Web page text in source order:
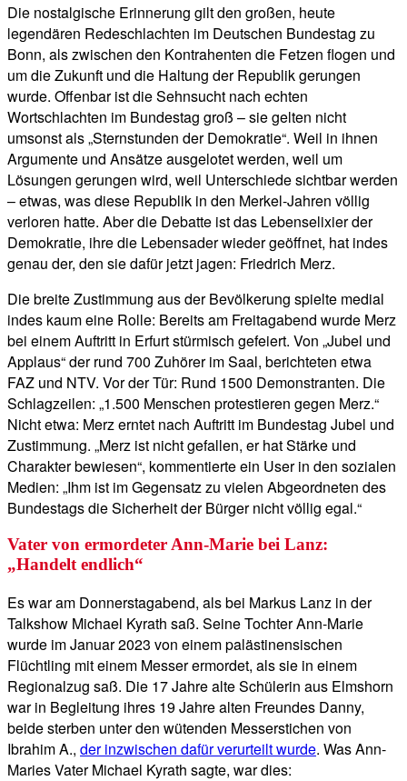
Die nostalgische Erinnerung gilt den großen, heute
legendären Redeschlachten im Deutschen Bundestag zu
Bonn, als zwischen den Kontrahenten die Fetzen flogen und
um die Zukunft und die Haltung der Republik gerungen
wurde. Offenbar ist die Sehnsucht nach echten
Wortschlachten im Bundestag groß – sie gelten nicht
umsonst als „Sternstunden der Demokratie“. Weil in ihnen
Argumente und Ansätze ausgelotet werden, weil um
Lösungen gerungen wird, weil Unterschiede sichtbar werden
– etwas, was diese Republik in den Merkel-Jahren völlig
verloren hatte. Aber die Debatte ist das Lebenselixier der
Demokratie, ihre die Lebensader wieder geöffnet, hat indes
genau der, den sie dafür jetzt jagen: Friedrich Merz.
Die breite Zustimmung aus der Bevölkerung spielte medial
indes kaum eine Rolle: Bereits am Freitagabend wurde Merz
bei einem Auftritt in Erfurt stürmisch gefeiert. Von „Jubel und
Applaus“ der rund 700 Zuhörer im Saal, berichteten etwa
FAZ und NTV. Vor der Tür: Rund 1500 Demonstranten. Die
Schlagzeilen: „1.500 Menschen protestieren gegen Merz.“
Nicht etwa: Merz erntet nach Auftritt im Bundestag Jubel und
Zustimmung. „Merz ist nicht gefallen, er hat Stärke und
Charakter bewiesen“, kommentierte ein User in den sozialen
Medien: „Ihm ist im Gegensatz zu vielen Abgeordneten des
Bundestags die Sicherheit der Bürger nicht völlig egal.“
Vater von ermordeter Ann-Marie bei Lanz:
„Handelt endlich“
Es war am Donnerstagabend, als bei Markus Lanz in der
Talkshow Michael Kyrath saß. Seine Tochter Ann-Marie
wurde im Januar 2023 von einem palästinensischen
Flüchtling mit einem Messer ermordet, als sie in einem
Regionalzug saß. Die 17 Jahre alte Schülerin aus Elmshorn
war in Begleitung ihres 19 Jahre alten Freundes Danny,
beide sterben unter den wütenden Messerstichen von
Ibrahim A., der inzwischen dafür verurteilt wurde. Was Ann-
Maries Vater Michael Kyrath sagte, war dies: